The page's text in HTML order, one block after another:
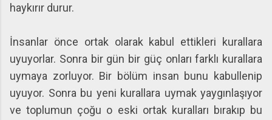
haykırır durur.
İnsanlar önce ortak olarak kabul ettikleri kurallara
uyuyorlar. Sonra bir gün bir güç onları farklı kurallara
uymaya zorluyor. Bir bölüm insan bunu kabullenip
uyuyor. Sonra bu yeni kurallara uymak yaygınlaşıyor
ve toplumun çoğu o eski ortak kuralları bırakıp bu